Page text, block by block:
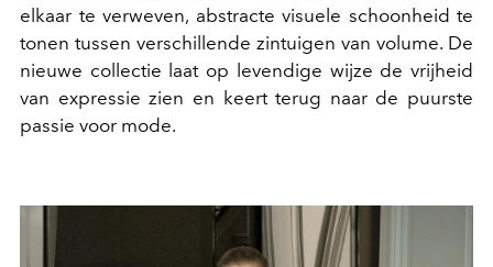
elkaar te verweven, abstracte visuele schoonheid te
tonen tussen verschillende zintuigen van volume. De
nieuwe collectie laat op levendige wijze de vrijheid
van expressie zien en keert terug naar de puurste
passie voor mode.